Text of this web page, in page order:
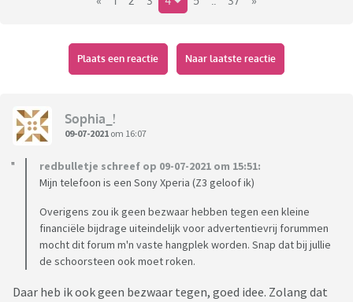
Plaats een reactie Naar laatste reactie
Sophia_!
09-07-2021 om 16:07
redbulletje schreef op 09-07-2021 om 15:51:
Mijn telefoon is een Sony Xperia (Z3 geloof ik)
Overigens zou ik geen bezwaar hebben tegen een kleine
financiële bijdrage uiteindelijk voor advertentievrij forummen
mocht dit forum m'n vaste hangplek worden. Snap dat bij jullie
de schoorsteen ook moet roken.
Daar heb ik ook geen bezwaar tegen, goed idee. Zolang dat